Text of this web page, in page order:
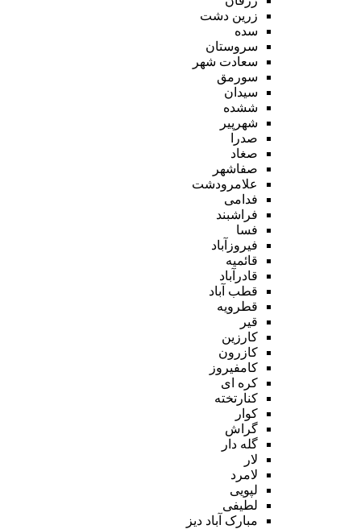
زرین دشت
سده
سروستان
سعادت شهر
سورمق
سیدان
ششده
شهرپیر
صدرا
صغاد
صفاشهر
علامرودشت
فدامی
فراشبند
فسا
فیروزآباد
قائمیه
قادرآباد
قطب آباد
قطرویه
قیر
کارزین
کازرون
کامفیروز
کره ای
کنارتخته
کوار
گراش
گله دار
لار
لامرد
لپویی
لطیفی
مبارک آباد دیز